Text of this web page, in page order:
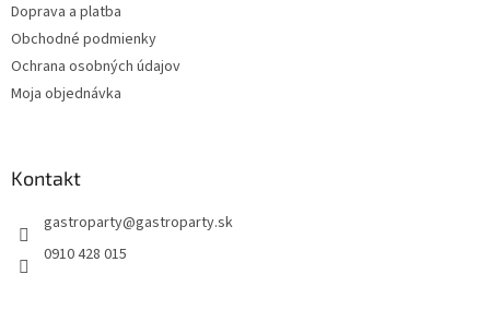
Doprava a platba
Obchodné podmienky
Ochrana osobných údajov
Moja objednávka
Kontakt
gastroparty@gastroparty.sk
0910 428 015